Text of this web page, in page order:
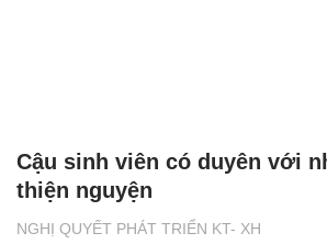
NGHỊ QUYẾT PHÁT TRIỂN KT- XH
Cậu sinh viên có duyên với
thiện nguyện